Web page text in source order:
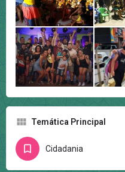
Temática Principal
Cidadania